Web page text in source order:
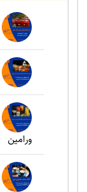
ورامین